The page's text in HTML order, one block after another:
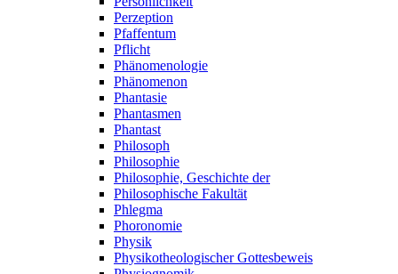
Perzeption
Pfaffentum
Pflicht
Phänomenologie
Phänomenon
Phantasie
Phantasmen
Phantast
Philosoph
Philosophie
Philosophie, Geschichte der
Philosophische Fakultät
Phlegma
Phoronomie
Physik
Physikotheologischer Gottesbeweis